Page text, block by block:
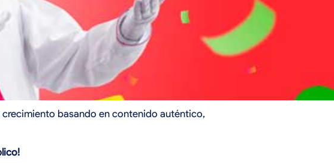
crecimiento basando en contenido auténtico,